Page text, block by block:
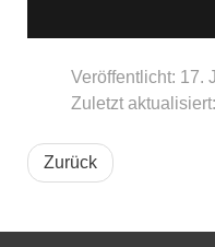
Veröffentlicht: 17.
Zuletzt
Zurück